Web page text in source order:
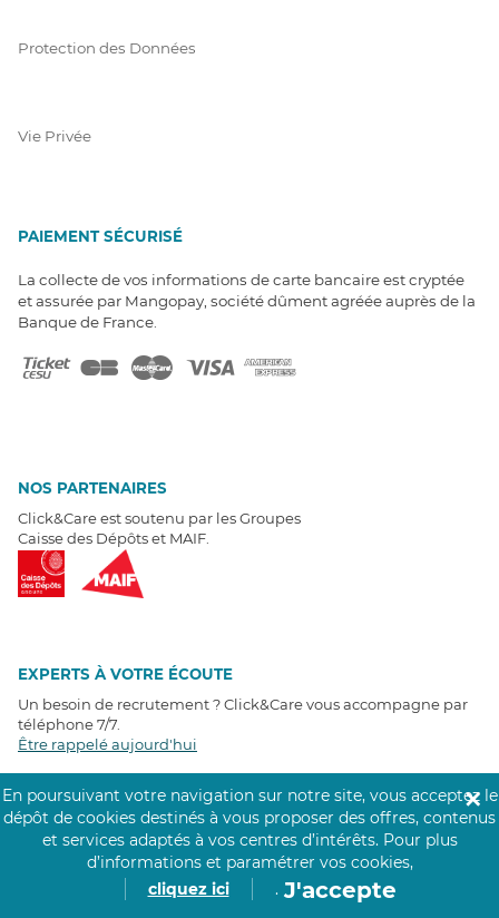
Protection des Données
Vie Privée
PAIEMENT SÉCURISÉ
La collecte de vos informations de carte bancaire est cryptée
et assurée par Mangopay, société dûment agréée auprès de la
Banque de France.
NOS PARTENAIRES
Click&Care est soutenu par les Groupes
Caisse des Dépôts et MAIF.
EXPERTS À VOTRE ÉCOUTE
Un besoin de recrutement ? Click&Care vous accompagne par
téléphone 7/7
Être rappelé aujourd'hui
T ÉMOIGNAGES CLIENTS
4,6/5
Avis clients
récoltés sur
Google
En poursuivant votre navigation sur notre site, vous acceptez le
dépôt de cookies destinés à vous proposer des offres, contenus
et services adaptés à vos centres d’intérêts. Pour plus
d’informations et paramétrer vos cookies,
cliquez ici
. J'accepte
✕